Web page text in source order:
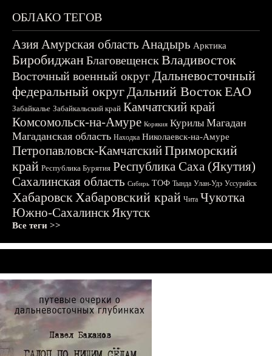
ОБЛАКО ТЕГОВ
АзияАмурская область Анадырь Арктика
БиробиджанБлаговещенскВладивосток
Восточный военный округДальневосточный
федеральный округДальний ВостокЕАО
Забайкалье Забайкальский край Камчатский край
Комсомольск-на-Амуре Корякия Курилы Магадан
Магаданская область Находка Николаевск-на-Амуре
Петропавловск-КамчатскийПриморский
край Республика Бурятия Республика Саха (Якутия)
Сахалинская область Сибирь ТОФ Тында Улан-Удэ Уссурийск
ХабаровскХабаровский край Чита Чукотка
Южно-СахалинскЯкутск
Все теги >>